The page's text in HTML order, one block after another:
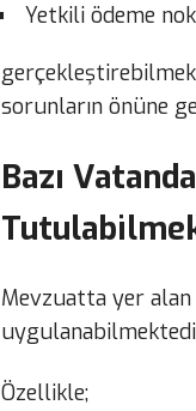
Yetkili ödeme
sorunların önüne
Bazı
Mevzuatta yer
Özellikle;